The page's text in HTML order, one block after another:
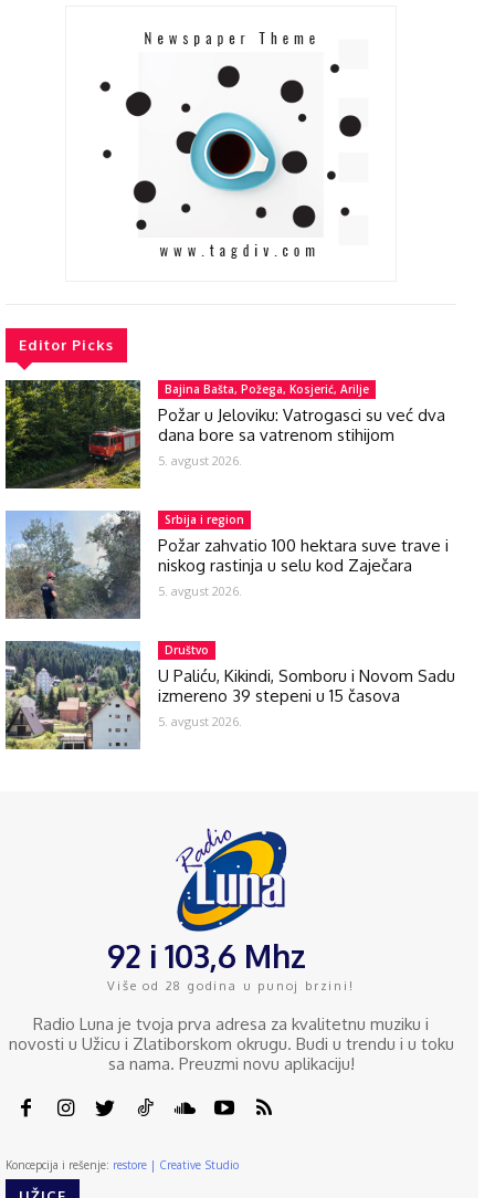
Editor Picks
Bajina Bašta, Požega, Kosjerić, Arilje
Požar u Jeloviku: Vatrogasci su već dva
dana bore sa vatrenom stihijom
5. avgust 2026.
Srbija i region
Požar zahvatio 100 hektara suve trave i
niskog rastinja u selu kod Zaječara
5. avgust 2026.
Društvo
U Paliću, Kikindi, Somboru i Novom Sadu
izmereno 39 stepeni u 15 časova
5. avgust 2026.
92 i 103,6 Mhz
Više od 28 godina u punoj brzini!
Radio Luna je tvoja prva adresa za kvalitetnu muziku i
novosti u Užicu i Zlatiborskom okrugu. Budi u trendu i u toku
sa nama. Preuzmi novu aplikaciju!
Koncepcija i rešenje: restore | Creative Studio